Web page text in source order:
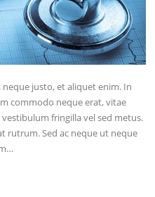
neque justo, et aliquet enim. In
commodo neque erat, vitae
fringilla vel sed metus.
rutrum. Sed ac neque ut neque